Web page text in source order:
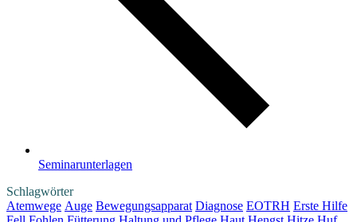
Seminarunterlagen
Schlagwörter
Atemwege Auge Bewegungsapparat Diagnose EOTRH Erste Hilfe